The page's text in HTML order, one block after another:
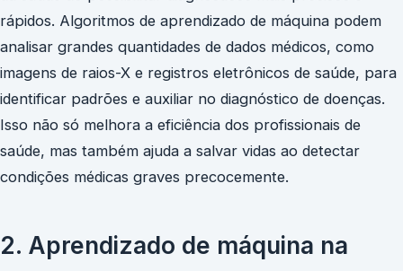
rápidos. Algoritmos de aprendizado de máquina podem
analisar grandes quantidades de dados médicos, como
imagens de raios-X e registros eletrônicos de saúde, para
identificar padrões e auxiliar no diagnóstico de doenças.
Isso não só melhora a eficiência dos profissionais de
saúde, mas também ajuda a salvar vidas ao detectar
condições médicas graves precocemente.
2. Aprendizado de máquina na